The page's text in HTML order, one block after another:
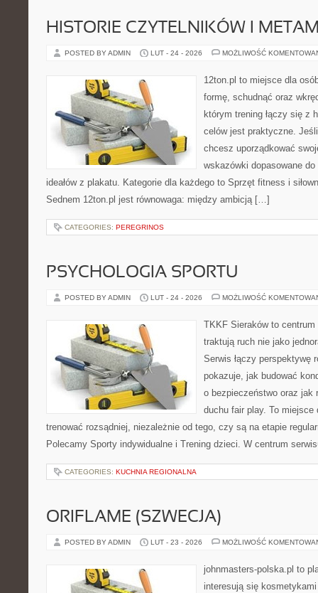
HISTORIE CZYTELNIKÓW I
POSTED BY ADMIN LUT - 24 - 2026 MOŻLIWOŚĆ
12ton.pl to miejsce dla
formę, schudnąć oraz
którym trening łączy się z
celów jest praktyczne.
chcesz uporządkować
wskazówki dopasowane
ideałów z plakatu. Kategorie dla każdego to Sprzęt fitness i
Sednem 12ton.pl jest równowaga: między ambicją […]
CATEGORIES: PEREGRINOS
PSYCHOLOGIA SPORTU
POSTED BY ADMIN LUT - 24 - 2026 MOŻLIWOŚĆ
TKKF Sieraków to
traktują ruch nie jako
Serwis łączy perspektywę
pokazuje, jak budować
o bezpieczeństwo oraz jak
duchu fair play. To
trenować rozsądniej, niezależnie od tego, czy są na etapie
Polecamy Sporty indywidualne i Trening dzieci. W centrum
CATEGORIES: KUCHNIA REGIONALNA
ORIFLAME (SZWECJA)
POSTED BY ADMIN LUT - 23 - 2026 MOŻLIWOŚĆ
johnmasters-polska.pl to
interesują się